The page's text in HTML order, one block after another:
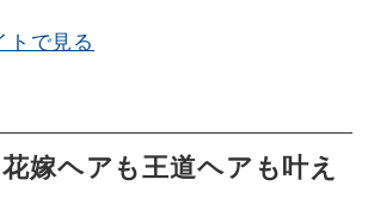
で見る
嫁ヘアも王道ヘアも叶え